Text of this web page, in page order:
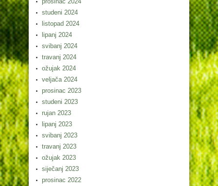
studeni 2024
listopad 2024
lipanj 2024
svibanj 2024
travanj 2024
ožujak 2024
veljača 2024
prosinac 2023
studeni 2023
rujan 2023
lipanj 2023
svibanj 2023
travanj 2023
ožujak 2023
siječanj 2023
prosinac 2022